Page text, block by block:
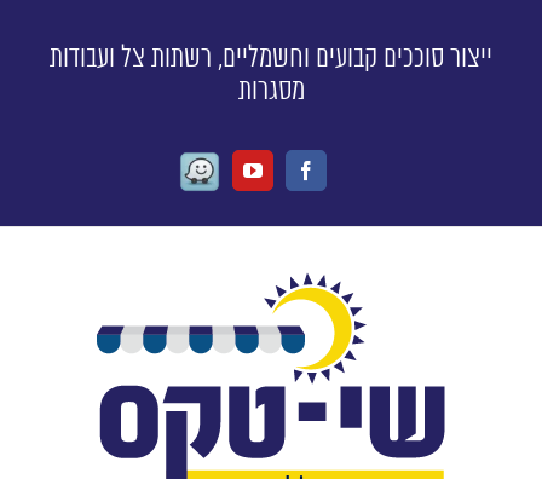
ייצור סוככים קבועים וחשמליים, רשתות צל ועבודות
מסגרות
Facebook
Youtube
Waze